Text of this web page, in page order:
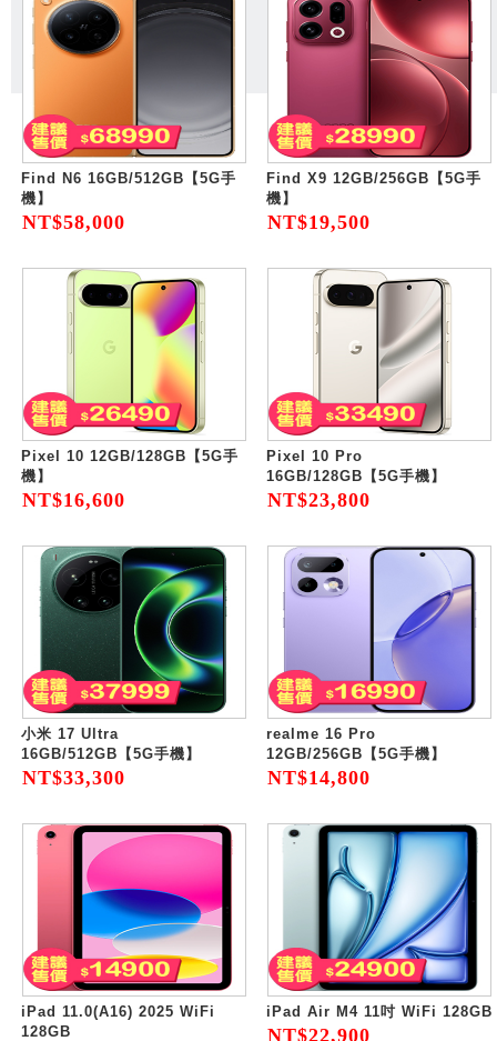
Find N6 16GB/512GB【5G手
機】
NT$58,000
Find X9 12GB/256GB【5G手
機】
NT$19,500
Pixel 10 12GB/128GB【5G手
機】
NT$16,600
Pixel 10 Pro
16GB/128GB【5G手機】
NT$23,800
小米 17 Ultra
16GB/512GB【5G手機】
NT$33,300
realme 16 Pro
12GB/256GB【5G手機】
NT$14,800
iPad 11.0(A16) 2025 WiFi
128GB
iPad Air M4 11吋 WiFi 128GB
NT$22,900